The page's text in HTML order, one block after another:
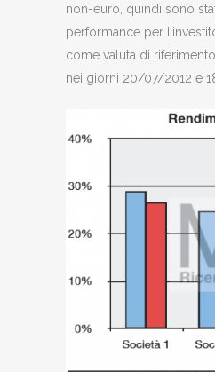
non-euro, quindi sono
performance per
come valuta di
nei giorni 20/07/2012 e